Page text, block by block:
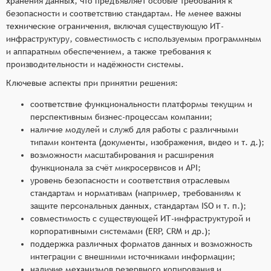
безопасности и соответствию стандартам. Не менее важны
технические ограничения, включая существующую ИТ-
инфраструктуру, совместимость с используемым программным
и аппаратным обеспечением, а также требования к
производительности и надёжности системы.
Ключевые аспекты при принятии решения:
соответствие функциональности платформы текущим и
перспективным бизнес-процессам компании;
наличие модулей и служб для работы с различными
типами контента (документы, изображения, видео и т. д.);
возможности масштабирования и расширения
функционала за счёт микросервисов и API;
уровень безопасности и соответствия отраслевым
стандартам и нормативам (например, требованиям к
защите персональных данных, стандартам ISO и т. п.);
совместимость с существующей ИТ-инфраструктурой и
корпоративными системами (ERP, CRM и др.);
поддержка различных форматов данных и возможность
интеграции с внешними источниками информации;